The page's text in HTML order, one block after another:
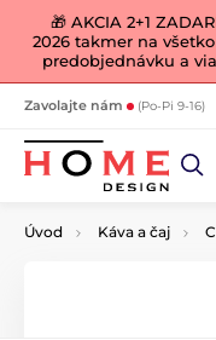
🎁 AKCIA 2+1
2026 takmer na
predobjednávku a
Zavolajte nám (Po-Pi 9-16)
Úvod Káva a čaj